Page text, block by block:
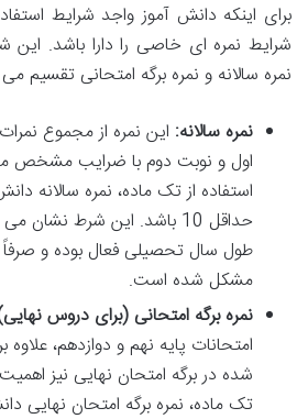
برای اینکه دانش آموز واجد شرایط
شرایط نمره ای خاصی را دارا باشد.
نمره سالانه و نمره برگه امتحانی تقسیم
نمره سالانه: این نمره از مجموع
اول و نوبت دوم با ضرایب مشخص
استفاده از تک ماده، نمره سالانه
حداقل 10 باشد. این شرط
طول سال تحصیلی فعال بوده و صرفاً
مشکل شده است.
نمره برگه امتحانی (برای دروس
امتحانات پایه نهم و دوازدهم، علاوه
شده در برگه امتحان نهایی نیز اهمیت